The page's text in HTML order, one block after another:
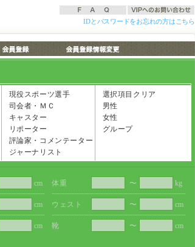
IDとパスワードをお忘れの方はこちら
現役スポーツ選手
司会者・ＭＣ
キャスター
リポーター
評論家・コメンテーター
ジャーナリスト
選択項目クリア
男性
女性
グループ
cm
cm
cm
体重 〜 kg
ウェスト 〜 cm
靴 〜 cm